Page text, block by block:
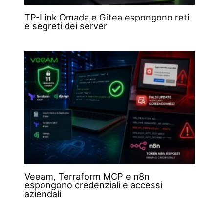
TP-Link Omada e Gitea espongono reti
e segreti dei server
Veeam, Terraform MCP e n8n
espongono credenziali e accessi
aziendali